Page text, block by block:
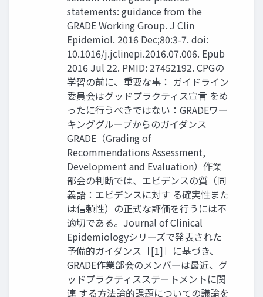
statements: guidance from the
GRADE Working Group. J Clin
Epidemiol. 2016 Dec;80:3-7. doi:
10.1016/j.jclinepi.2016.07.006. Epub
2016 Jul 22. PMID: 27452192. CPGの
学習の前に、重要な事： ガイドライン
委員会はグッドプラクティス宣言 をめ
ったに行うべきではない：GRADEワー
キンググループからのガイダンス
GRADE（Grading of
Recommendations Assessment,
Development and Evaluation）作業
部会の判断では、エビデンスの質（同
義語：エビデンスに対す る確実性また
は信頼性）の正式な評価を行うには不
適切である。Journal of Clinical
Epidemiologyシリーズで発表された
予備的ガイダンス［[1]］に基づき、
GRADE作業部会のメンバーは最近、グ
ッドプラクティスステートメントに関
連 する方法論的課題についての議論を